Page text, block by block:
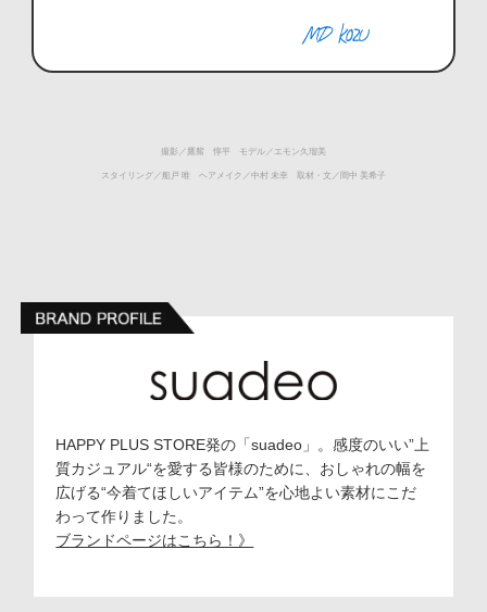
撮影／鷹觜 惇平 モデル／エモン久瑠美
スタイリング／船戸 唯 ヘアメイク／中村 未幸 取材・文／間中 美希子
HAPPY PLUS STORE発の「suadeo」。感度のいい”上
質カジュアル“を愛する皆様のために、おしゃれの幅を
広げる“今着てほしいアイテム”を心地よい素材にこだ
わって作りました。
ブランドページはこちら！》